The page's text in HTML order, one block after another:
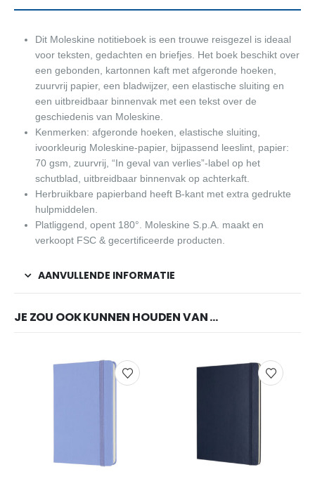
Dit Moleskine notitieboek is een trouwe reisgezel is ideaal
voor teksten, gedachten en briefjes. Het boek beschikt over
een gebonden, kartonnen kaft met afgeronde hoeken,
zuurvrij papier, een bladwijzer, een elastische sluiting en
een uitbreidbaar binnenvak met een tekst over de
geschiedenis van Moleskine.
Kenmerken: afgeronde hoeken, elastische sluiting,
ivoorkleurig Moleskine-papier, bijpassend leeslint, papier:
70 gsm, zuurvrij, “In geval van verlies”-label op het
schutblad, uitbreidbaar binnenvak op achterkaft.
Herbruikbare papierband heeft B-kant met extra gedrukte
hulpmiddelen.
Platliggend, opent 180°. Moleskine S.p.A. maakt en
verkoopt FSC & gecertificeerde producten.
AANVULLENDE INFORMATIE
JE ZOU OOK KUNNEN HOUDEN VAN …